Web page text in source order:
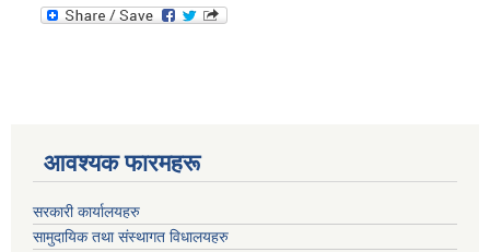
आवश्यक फारमहरू
सरकारी कार्यालयहरु
सामुदायिक तथा संस्थागत विधालयहरु